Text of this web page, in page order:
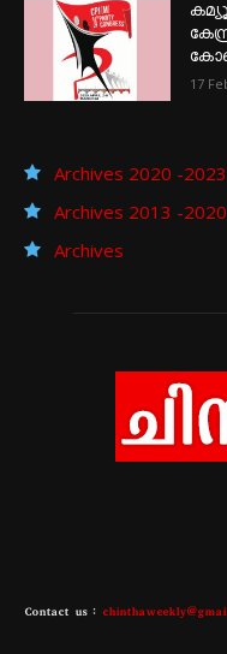
17
Archives 2020 -2023
Archives 2013 -2020
Archives
Contact us :